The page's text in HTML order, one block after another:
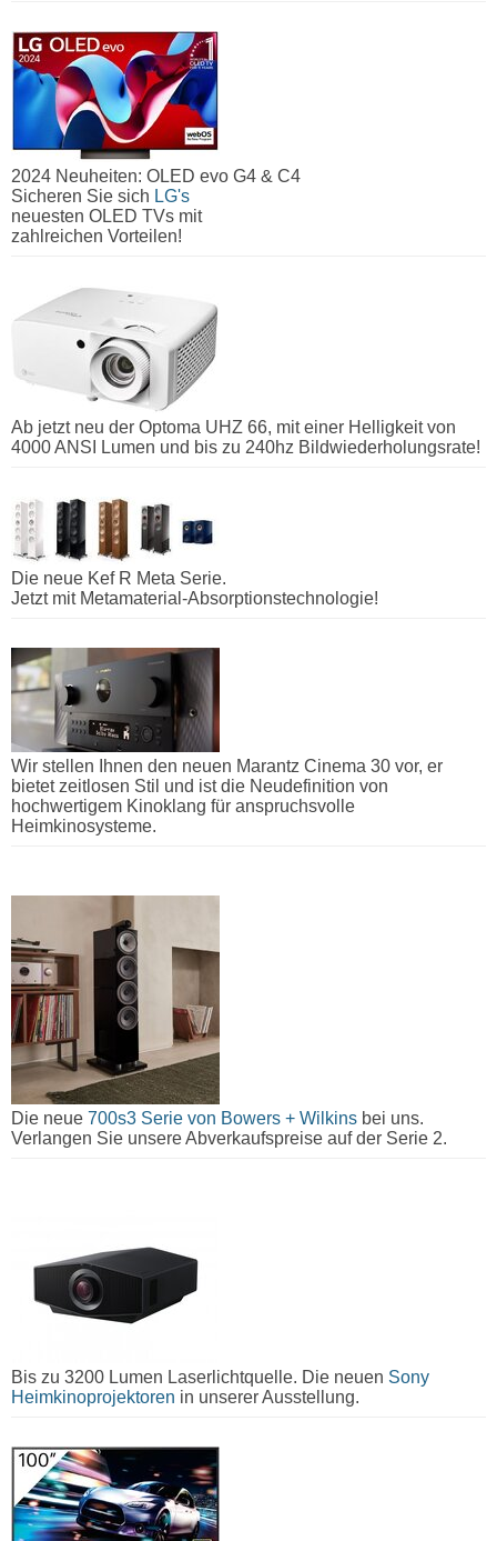
2024 Neuheiten: OLED evo G4 & C4
Sicheren Sie sich LG's
neuesten OLED TVs mit
zahlreichen Vorteilen!
Ab jetzt neu der Optoma UHZ 66, mit einer Helligkeit von
4000 ANSI Lumen und bis zu 240hz Bildwiederholungsrate!
Die neue Kef R Meta Serie.
Jetzt mit Metamaterial-Absorptionstechnologie!
Wir stellen Ihnen den neuen Marantz Cinema 30 vor, er
bietet zeitlosen Stil und ist die Neudefinition von
hochwertigem Kinoklang für anspruchsvolle
Heimkinosysteme.
Die neue 700s3 Serie von Bowers + Wilkins bei uns.
Verlangen Sie unsere Abverkaufspreise auf der Serie 2.
Bis zu 3200 Lumen Laserlichtquelle. Die neuen Sony
Heimkinoprojektoren in unserer Ausstellung.